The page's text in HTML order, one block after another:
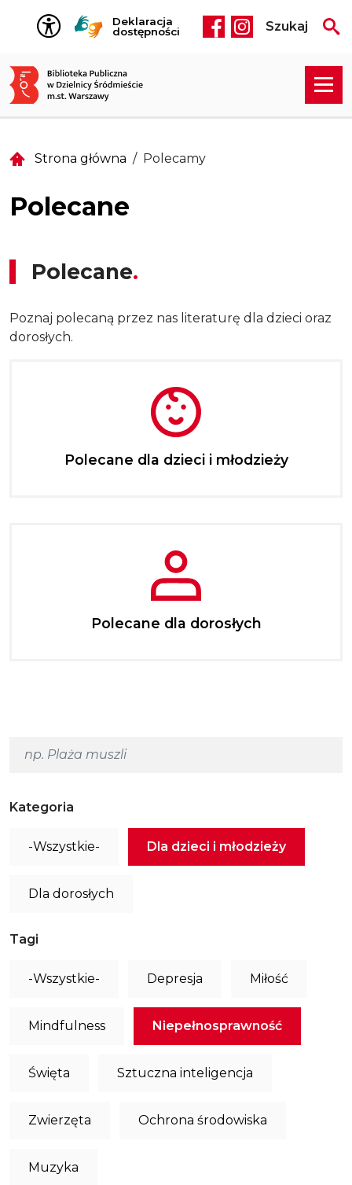
Przejdź do treści
Deklaracja
dostępności
Social media
Szukaj
Strona główna Polecamy
Polecane
Polecane
Poznaj polecaną przez nas literaturę dla dzieci oraz
dorosłych.
Polecane dla dzieci i młodzieży
Polecane dla dorosłych
Kategoria
-Wszystkie- Dla dzieci i młodzieży
Dla dorosłych
Tagi
-Wszystkie- Depresja Miłość
Mindfulness Niepełnosprawność
Święta Sztuczna inteligencja
Zwierzęta Ochrona środowiska
Muzyka